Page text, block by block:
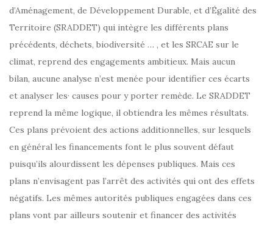
d’Aménagement, de Développement Durable, et d’Égalité des
Territoire (SRADDET) qui intègre les différents plans
précédents, déchets, biodiversité … , et les SRCAE sur le
climat, reprend des engagements ambitieux. Mais aucun
bilan, aucune analyse n’est menée pour identifier ces écarts
et analyser les· causes pour y porter remède. Le SRADDET
reprend la même logique, il obtiendra les mêmes résultats.
Ces plans prévoient des actions additionnelles, sur lesquels
en général les financements font le plus souvent défaut
puisqu’ils alourdissent les dépenses publiques. Mais ces
plans n’envisagent pas l’arrêt des activités qui ont des effets
négatifs. Les mêmes autorités publiques engagées dans ces
plans vont par ailleurs soutenir et financer des activités